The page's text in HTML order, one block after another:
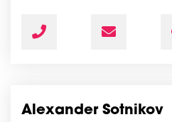
Alexander Sotnikov